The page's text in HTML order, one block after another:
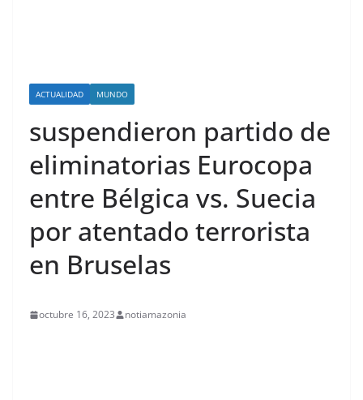
ACTUALIDAD MUNDO
suspendieron partido de
eliminatorias Eurocopa
entre Bélgica vs. Suecia
por atentado terrorista
en Bruselas
octubre 16, 2023 notiamazonia